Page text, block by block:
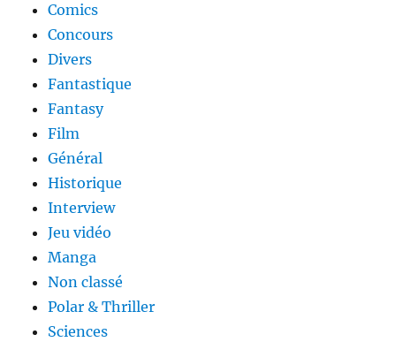
Comics
Concours
Divers
Fantastique
Fantasy
Film
Général
Historique
Interview
Jeu vidéo
Manga
Non classé
Polar & Thriller
Sciences